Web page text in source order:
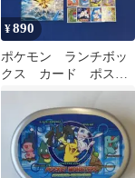
¥890
ポケモン ランチボッ
クス カード ポスト
カード シール